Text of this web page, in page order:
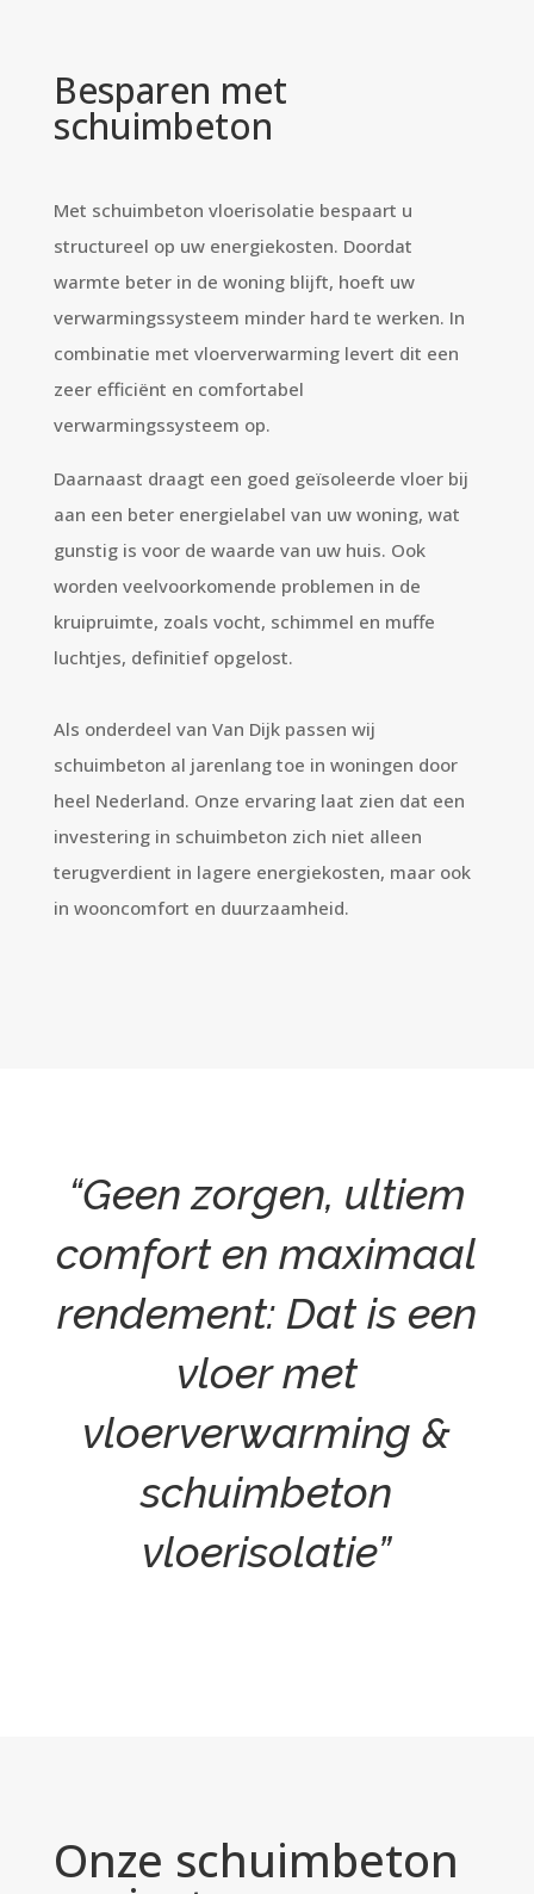
Besparen met
schuimbeton
Met schuimbeton vloerisolatie bespaart u
structureel op uw energiekosten. Doordat
warmte beter in de woning blijft, hoeft uw
verwarmingssysteem minder hard te werken. In
combinatie met vloerverwarming levert dit een
zeer efficiënt en comfortabel
verwarmingssysteem op.
Daarnaast draagt een goed geïsoleerde vloer bij
aan een beter energielabel van uw woning, wat
gunstig is voor de waarde van uw huis. Ook
worden veelvoorkomende problemen in de
kruipruimte, zoals vocht, schimmel en muffe
luchtjes, definitief opgelost.
Als onderdeel van Van Dijk passen wij
schuimbeton al jarenlang toe in woningen door
heel Nederland. Onze ervaring laat zien dat een
investering in schuimbeton zich niet alleen
terugverdient in lagere energiekosten, maar ook
in wooncomfort en duurzaamheid.
“Geen zorgen, ultiem
comfort en maximaal
rendement: Dat is een
vloer met
vloerverwarming &
schuimbeton
vloerisolatie”
Onze schuimbeton